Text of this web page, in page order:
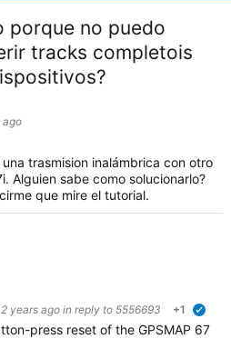
porque no puedo
tracks completois
ago
trasmision inalámbrica con otro
Alguien sabe como solucionarlo?
que mire el tutorial.
years ago in reply to 5556693 +1
press reset of the GPSMAP 67